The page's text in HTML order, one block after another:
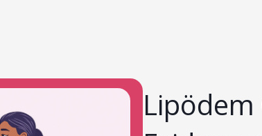
Lipödem